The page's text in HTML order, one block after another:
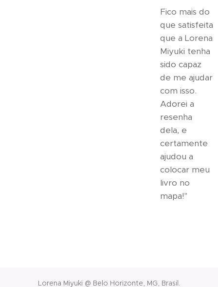
Fico mais do
que satisfeita
que a Lorena
Miyuki tenha
sido capaz
de me ajudar
com isso.
Adorei a
resenha
dela, e
certamente
ajudou a
colocar meu
livro no
mapa!"
Lorena Miyuki @ Belo Horizonte, MG, Brasil.